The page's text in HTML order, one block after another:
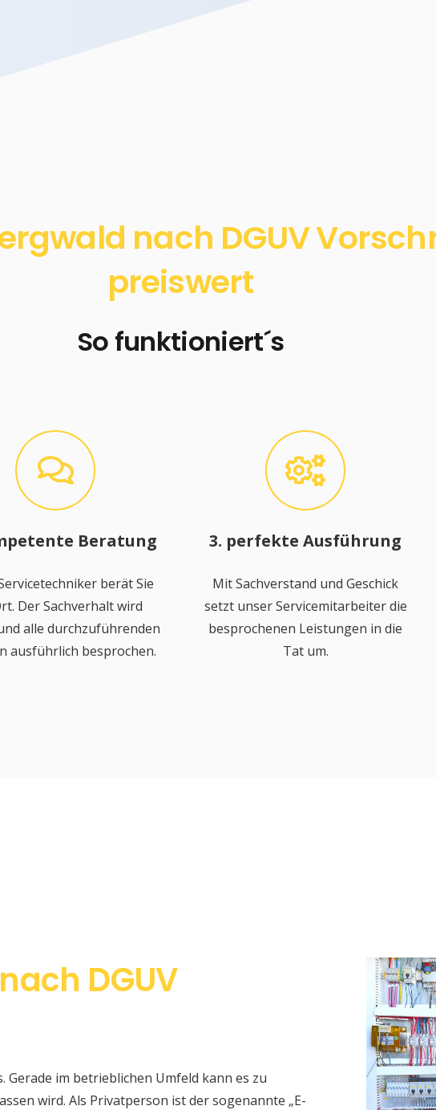
nach DGUV
preiswert
So funktioniert´s
Beratung
berät Sie
Der Sachverhalt wird
alle durchzuführenden
ausführlich besprochen.
3. perfekte Ausführung
Mit Sachverstand und Geschick
setzt unser Servicemitarbeiter die
besprochenen Leistungen in die
Tat um.
DGUV
im betrieblichen Umfeld kann es zu
wird. Als Privatperson ist der sogenannte „E-